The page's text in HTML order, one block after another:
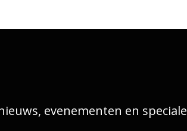
evenementen en speciale